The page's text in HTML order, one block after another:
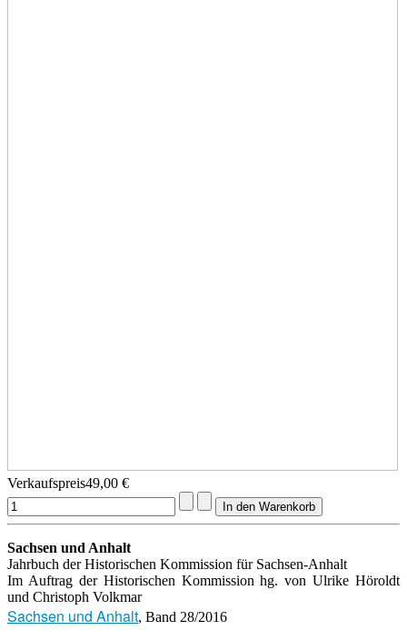
Verkaufspreis49,00 €
Sachsen und Anhalt
Jahrbuch der Historischen Kommission für Sachsen-Anhalt
Im Auftrag der Historischen Kommission hg. von Ulrike Höroldt
und Christoph Volkmar
Sachsen und Anhalt, Band 28/2016